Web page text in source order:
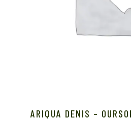
ARIQUA DENIS –